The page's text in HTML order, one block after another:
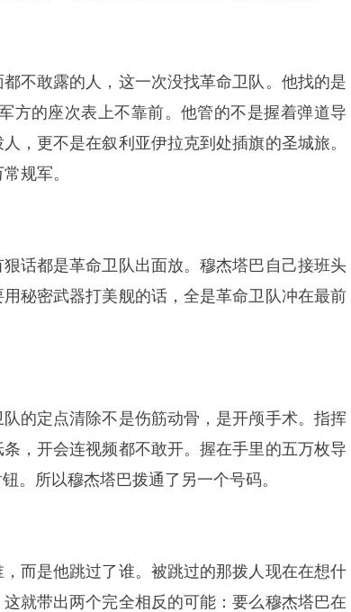
不敢露的人，这一次没找革命卫队。他找的是
方的座次表上不靠前。他管的不是握着弹道导
，更不是在叙利亚伊拉克到处插旗的圣城旅。
规军。
话都是革命卫队出面放。穆杰塔巴自己接班头
秘密武器打美舰的话，全是革命卫队冲在最前
的定点清除不是伤筋动骨，是开颅手术。指挥
，开会连视频都不敢开。握在手里的五万枚导
。所以穆杰塔巴拨通了另一个号码。
而是他跳过了谁。被跳过的那拨人现在在想什
就带出两个完全相反的可能：要么穆杰塔巴在